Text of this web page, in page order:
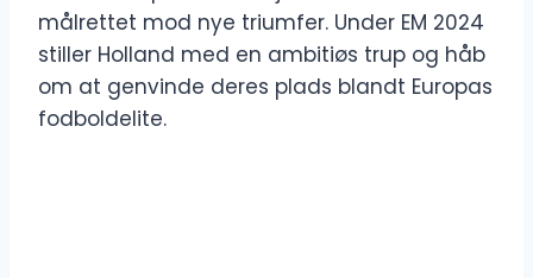
målrettet mod nye triumfer. Under EM 2024
stiller Holland med en ambitiøs trup og håb
om at genvinde deres plads blandt Europas
fodboldelite.